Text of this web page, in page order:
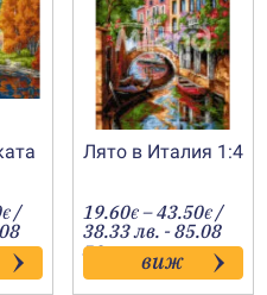
€Price
range:
19.60€
through
43.50€
/
Лято в Италия 1:4
19.60€ –43.50€Price
range:
19.60€
through
43.50€
/
38.33 лв. - 85.08
лв. виж